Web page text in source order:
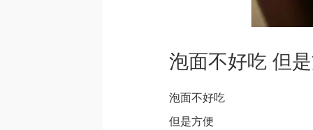
泡面不好吃 但
泡面不好吃
但是方便